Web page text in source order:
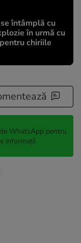
întâmplă cu
în urmă cu
chiriile
WhatsApp pentru
informații